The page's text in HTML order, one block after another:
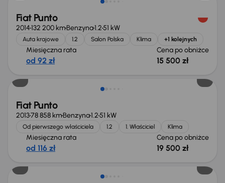
Fiat Punto
2014132 200 kmBenzyna1.251 kW
Auta krajowe 1.2 Salon Polska Klima +1 kolejnych
Miesięczna rata
od 92 zł
Cena po obniżce
15 500 zł
Taniej o 500 zł
Fiat Punto
201378 858 kmBenzyna1.251 kW
Od pierwszego właściciela 1.2 1. Właściciel Klima
Miesięczna rata
od 116 zł
Cena po obniżce
19 500 zł
Taniej o 500 zł